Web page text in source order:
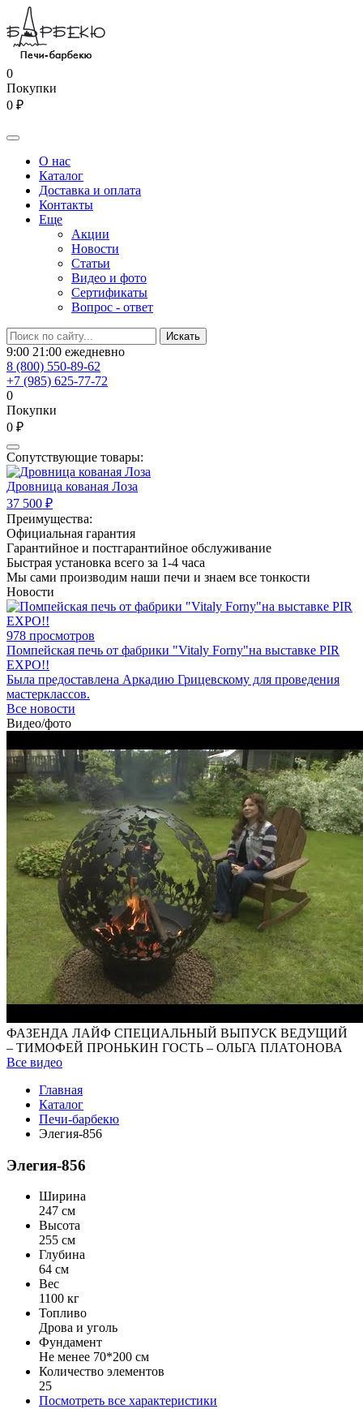
0
Покупки
0 ₽
О нас
Каталог
Доставка и оплата
Контакты
Еще
Акции
Новости
Статьи
Видео и фото
Сертификаты
Вопрос - ответ
9:00 21:00 ежедневно
8 (800) 550-89-62
+7 (985) 625-77-72
0
Покупки
0 ₽
Сопутствующие товары:
Дровница кованая Лоза
37 500 ₽
Преимущества:
Официальная гарантия
Гарантийное и постгарантийное обслуживание
Быстрая установка всего за 1-4 часа
Мы сами производим наши печи и знаем все тонкости
Новости
978 просмотров
Помпейская печь от фабрики "Vitaly Forny"на выставке PIR
EXPO!!
Была предоставлена Аркадию Грицевскому для проведения
мастерклассов.
Все новости
Видео/фото
ФАЗЕНДА ЛАЙФ СПЕЦИАЛЬНЫЙ ВЫПУСК ВЕДУЩИЙ
– ТИМОФЕЙ ПРОНЬКИН ГОСТЬ – ОЛЬГА ПЛАТОНОВА
Все видео
Главная
Каталог
Печи-барбекю
Элегия-856
Элегия-856
Ширина
247 см
Высота
255 см
Глубина
64 см
Вес
1100 кг
Топливо
Дрова и уголь
Фундамент
Не менее 70*200 см
Количество элементов
25
Посмотреть все характеристики